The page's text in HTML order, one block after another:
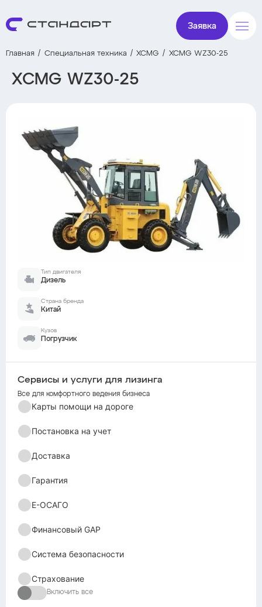
Заявка
Главная Специальная техника XCMG XCMG WZ30-25
XCMG WZ30-25
Тип двигателя
Дизель
Страна бренда
Китай
Кузов
Погрузчик
Сервисы и услуги для лизинга
Все для комфортного ведения бизнеса
Карты помощи на дороге
Постановка на учет
Доставка
Гарантия
Е-ОСАГО
Финансовый GAP
Система безопасности
Страхование
Включить все